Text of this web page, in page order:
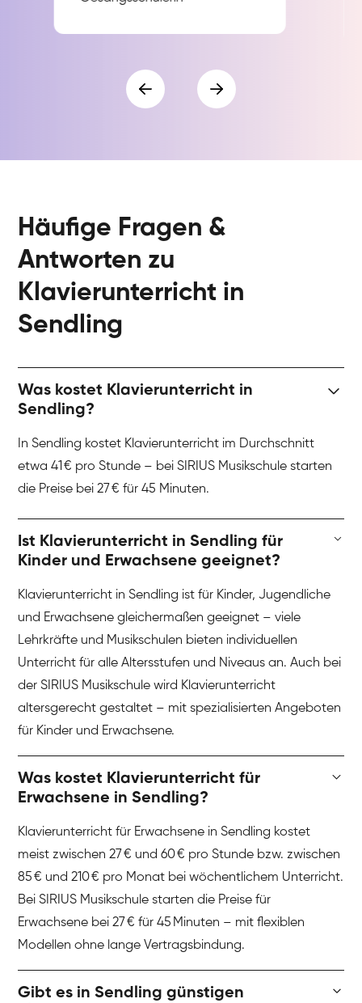
Häufige Fragen &
Antworten zu
Klavierunterricht in
Sendling
Was kostet Klavierunterricht in
Sendling?
In Sendling kostet Klavierunterricht im Durchschnitt
etwa 41 € pro Stunde – bei SIRIUS Musikschule starten
die Preise bei 27 € für 45 Minuten.
Ist Klavierunterricht in Sendling für
Kinder und Erwachsene geeignet?
Klavierunterricht in Sendling ist für Kinder, Jugendliche
und Erwachsene gleichermaßen geeignet – viele
Lehrkräfte und Musikschulen bieten individuellen
Unterricht für alle Altersstufen und Niveaus an. Auch bei
der SIRIUS Musikschule wird Klavierunterricht
altersgerecht gestaltet – mit spezialisierten Angeboten
für Kinder und Erwachsene.
Was kostet Klavierunterricht für
Erwachsene in Sendling?
Klavierunterricht für Erwachsene in Sendling kostet
meist zwischen 27 € und 60 € pro Stunde bzw. zwischen
85 € und 210 € pro Monat bei wöchentlichem Unterricht.
Bei SIRIUS Musikschule starten die Preise für
Erwachsene bei 27 € für 45 Minuten – mit flexiblen
Modellen ohne lange Vertragsbindung.
Gibt es in Sendling günstigen